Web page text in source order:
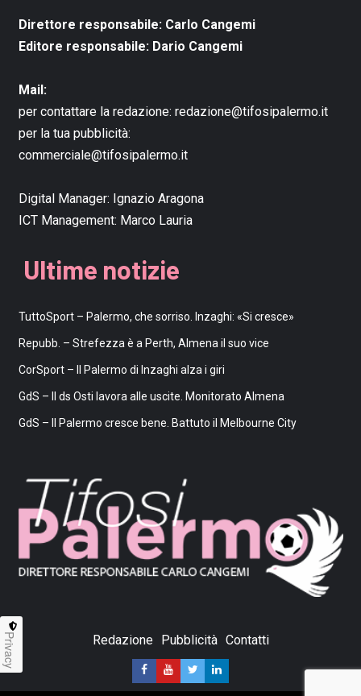
Direttore responsabile: Carlo Cangemi
Editore responsabile: Dario Cangemi
Mail:
per contattare la redazione: redazione@tifosipalermo.it
per la tua pubblicità:
commerciale@tifosipalermo.it
Digital Manager: Ignazio Aragona
ICT Management: Marco Lauria
Ultime notizie
TuttoSport – Palermo, che sorriso. Inzaghi: «Si cresce»
Repubb. – Strefezza è a Perth, Almena il suo vice
CorSport – Il Palermo di Inzaghi alza i giri
GdS – Il ds Osti lavora alle uscite. Monitorato Almena
GdS – Il Palermo cresce bene. Battuto il Melbourne City
Redazione Pubblicità Contatti
Privacy